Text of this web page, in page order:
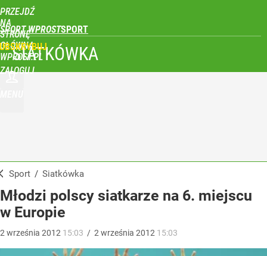
PRZEJDŹ
NA
STRONĘ
GŁÓWNĄ
WPROST.PL
SPORT WPROST
ZALOGUJ
SIATKÓWKA
Sport / Siatkówka
Młodzi polscy siatkarze na 6. miejscu
w Europie
2 września 2012 15:03 / 2 września 2012 15:03